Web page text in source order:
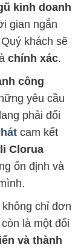
kinh doanh
gian ngắn
khách sẽ
chính xác.
công
yêu cầu
phải đối
cam kết
Clorua
ổn định và
không chỉ đơn
là một đối
và thành